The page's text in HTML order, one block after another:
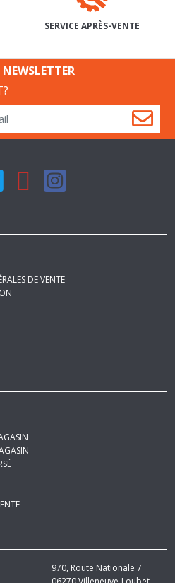
SERVICE APRÈS-VENTE
DE VENTE
970, Route Nationale 7